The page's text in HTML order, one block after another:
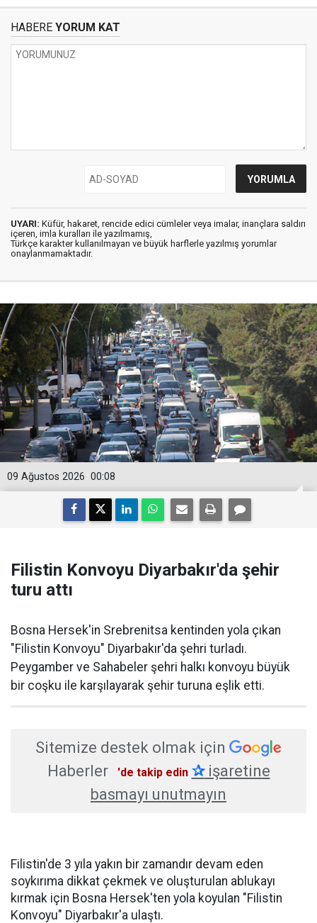
HABERE YORUM KAT
UYARI: Küfür, hakaret, rencide edici cümleler veya imalar, inançlara saldırı
içeren, imla kuralları ile yazılmamış,
Türkçe karakter kullanılmayan ve büyük harflerle yazılmış yorumlar
onaylanmamaktadır.
00:08
09 Ağustos 2026
Filistin Konvoyu Diyarbakır'da şehir
turu attı
Bosna Hersek'in Srebrenitsa kentinden yola çıkan
"Filistin Konvoyu" Diyarbakır'da şehri turladı.
Peygamber ve Sahabeler şehri halkı konvoyu büyük
bir coşku ile karşılayarak şehir turuna eşlik etti.
Sitemize destek olmak için
Haberler
'de takip edin ✰işaretine
basmayı unutmayın
Filistin'de 3 yıla yakın bir zamandır devam eden
soykırıma dikkat çekmek ve oluşturulan ablukayı
kırmak için Bosna Hersek'ten yola koyulan "Filistin
Konvoyu" Diyarbakır'a ulaştı.